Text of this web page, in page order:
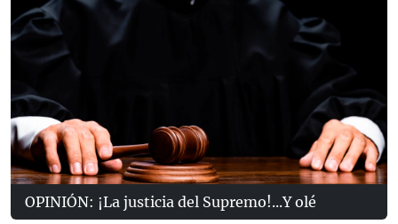
OPINIÓN: ¡La justicia del Supremo!...Y olé